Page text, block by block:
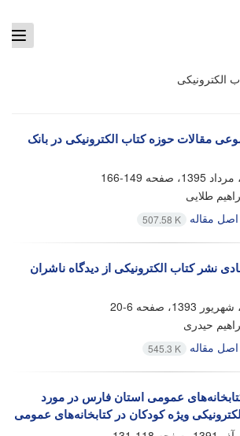
الکترونیکی
مقالات حوزه‌ کتاب الکترونیکی در بانک
149-166
طلایی
اصل مقاله 507.58 K
نشر کتاب الکترونیکی از دیدگاه ناشران
6-20
حیدری
اصل مقاله 545.3 K
کتابخانه‌های عمومی استان فارس در مورد
ویژه کودکان در کتابخانه‌های عمومی